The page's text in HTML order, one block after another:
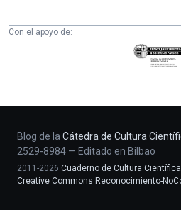
Con el apoyo de:
Eusko
Jaurlaritza
eta
saila
Blog de la Cátedra de Cultura
2529-8984 — Editado en Bilbao
2011-2026 Cuaderno de Cultura Científica
Creative Commons Reconocimiento-